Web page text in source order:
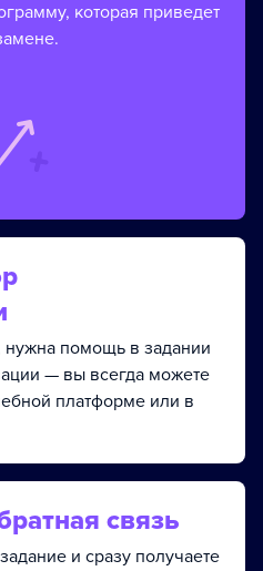
которая приведет
нужна помощь в задании
— вы всегда можете
платформе или в
связь
и сразу получаете